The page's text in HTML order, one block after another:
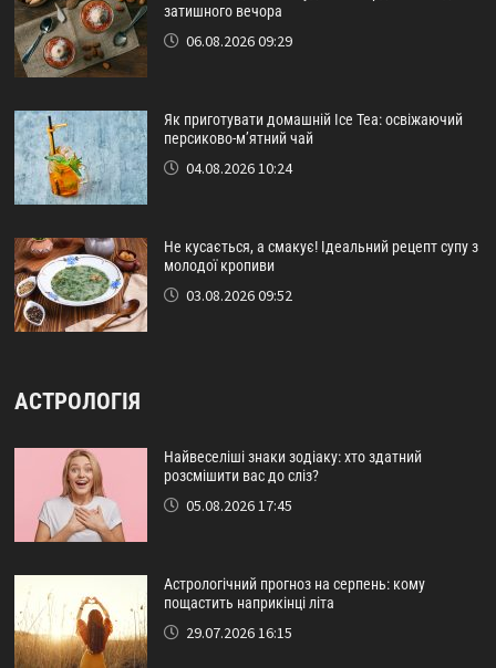
затишного вечора
06.08.2026 09:29
Як приготувати домашній Ice Tea: освіжаючий
персиково-м’ятний чай
04.08.2026 10:24
Не кусається, а смакує! Ідеальний рецепт супу з
молодої кропиви
03.08.2026 09:52
АСТРОЛОГІЯ
Найвеселіші знаки зодіаку: хто здатний
розсмішити вас до сліз?
05.08.2026 17:45
Астрологічний прогноз на серпень: кому
пощастить наприкінці літа
29.07.2026 16:15